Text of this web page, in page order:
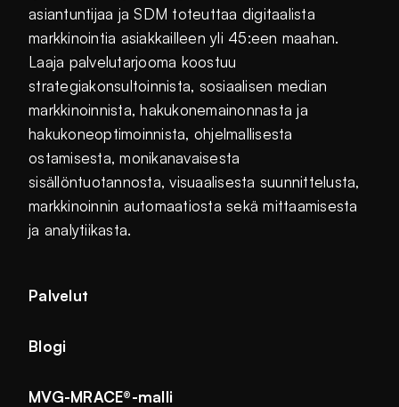
asiantuntijaa ja SDM toteuttaa digitaalista
markkinointia asiakkailleen yli 45:een maahan.
Laaja palvelutarjooma koostuu
strategiakonsultoinnista, sosiaalisen median
markkinoinnista, hakukonemainonnasta ja
hakukoneoptimoinnista, ohjelmallisesta
ostamisesta, monikanavaisesta
sisällöntuotannosta, visuaalisesta suunnittelusta,
markkinoinnin automaatiosta sekä mittaamisesta
ja analytiikasta.
Palvelut
Blogi
MVG-MRACE®-malli